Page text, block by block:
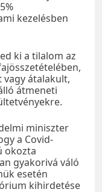
kezelésben
ki a tilalom az
átalakult,
átmeneti
miniszter
a Covid-
okozta
gyakorivá váló
esetén
kihirdetése